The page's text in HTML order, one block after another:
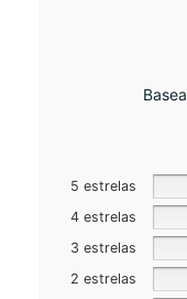
5 estrelas
4 estrelas
3 estrelas
2 estrelas